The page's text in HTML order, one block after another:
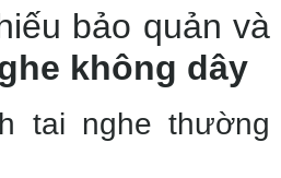
bảo quản và
không dây
tai nghe thường